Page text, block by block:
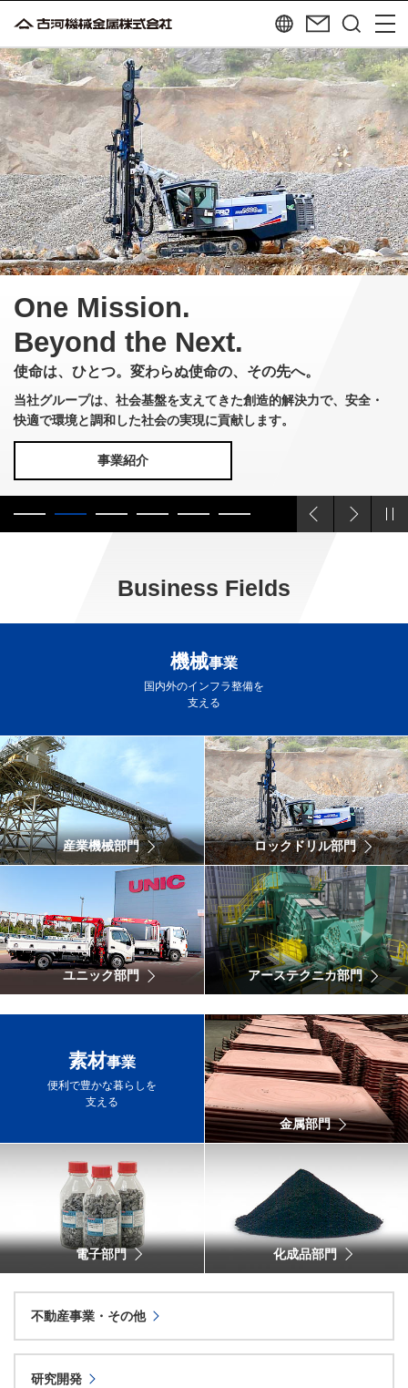
One Mission.
Beyond the Next.
使命は、ひとつ。変わらぬ使命の、その先へ。
当社グループは、社会基盤を支えてきた創造的解決力で、 安全・
快適で環境と調和した社会の実現に貢献します。
事業紹介
Previous
Business Fields
機械事業
国内外のインフラ整備を
支える
産業機械部門 ロックドリル部門
ユニック部門 アーステクニカ部門
素材事業
便利で豊かな暮らしを
支える
金属部門
電子部門 化成品部門
不動産事業・その他
研究開発